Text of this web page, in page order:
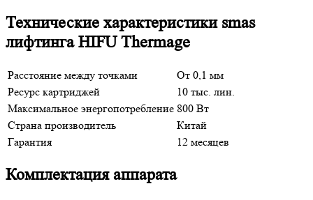
Технические характеристики smas
лифтинга HIFU Thermage
Расстояние между точками
От 0,1 мм
Ресурс картриджей
10 тыс. лин.
Максимальное энергопотребление 800 Вт
Страна производитель
Китай
Гарантия
12 месяцев
Комплектация аппарата